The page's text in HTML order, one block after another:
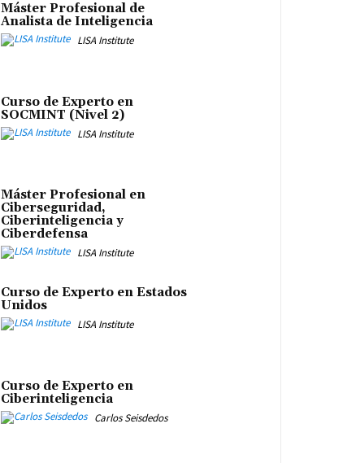
Máster Profesional de
Analista de Inteligencia
LISA Institute
Curso de Experto en
SOCMINT (Nivel 2)
LISA Institute
Máster Profesional en
Ciberseguridad,
Ciberinteligencia y
Ciberdefensa
LISA Institute
Curso de Experto en Estados
Unidos
LISA Institute
Curso de Experto en
Ciberinteligencia
Carlos Seisdedos